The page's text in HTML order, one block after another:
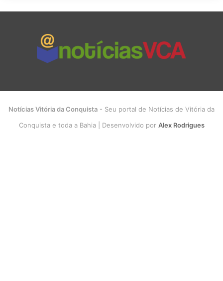
Notícias Vitória da Conquista - Seu portal de Notícias de Vitória da
Conquista e toda a Bahia | Desenvolvido por Alex Rodrigues